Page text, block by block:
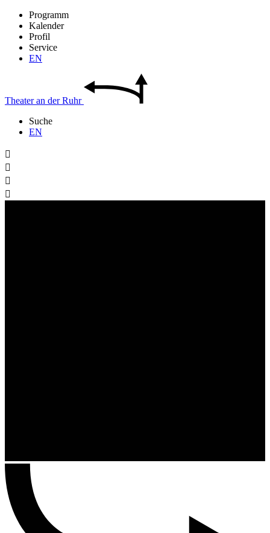
Programm
Kalender
Profil
Service
EN
Theateran derRuhr
Suche
EN



